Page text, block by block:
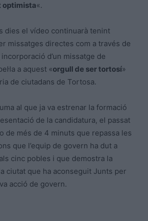
optimista«.
dies el vídeo continuarà tenint
missatges directes com a través de
d’un missatge de
a aquest «orgull de ser tortosí»
de ciutadans de Tortosa.
al que ja va estrenar la formació
de la candidatura, el passat
de més de 4 minuts que repassa les
que l’equip de govern ha dut a
cinc pobles i que demostra la
ciutat que ha aconseguit Junts per
acció de govern.